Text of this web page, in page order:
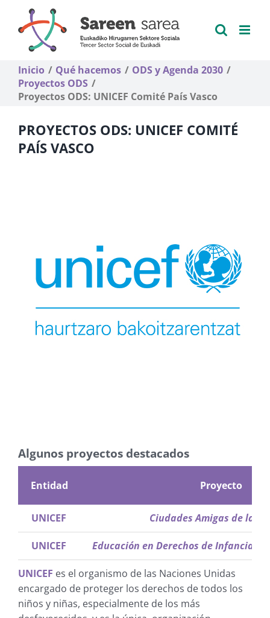
contenido
Inicio Qué hacemos
ODS y Agenda 2030
Proyectos ODS
Proyectos ODS: UNICEF Comité País Vasco
PROYECTOS ODS: UNICEF COMITÉ
PAÍS VASCO
Algunos proyectos destacados
Entidad Proyecto
UNICEF Ciudades Amigas de la
UNICEF Educación en Derechos de Infancia y
UNICEF es el organismo de las Naciones Unidas
encargado de proteger los derechos de todos los
niños y niñas, especialmente de los más